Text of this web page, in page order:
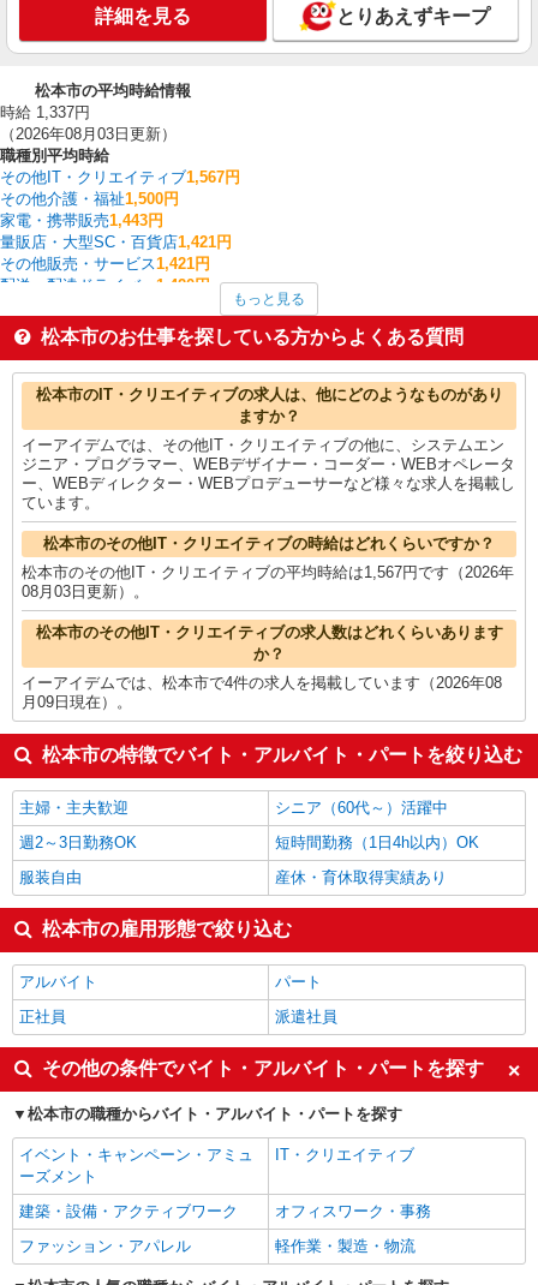
詳細を見る とりあえずキープ
松本市の平均時給情報
時給 1,337円
（2026年08月03日更新）
職種別平均時給
その他IT・クリエイティブ1,567円
その他介護・福祉1,500円
家電・携帯販売1,443円
量販店・大型SC・百貨店1,421円
その他販売・サービス1,421円
配送・配達ドライバー 1,420円
サービス提供責任者・ソーシャルワーカー1,409円
栄養士・管理栄養士1,400円
その他飲食・フード1,400円
CADオペレーター・積算1,390円
松本市の他の職種の平均時給を見る
もっと見る
松本市のお仕事を探している方からよくある質問
松本市のIT・クリエイティブの求人は、他にどのようなものがあり
ますか？
イーアイデムでは、その他IT・クリエイティブの他に、システムエン
ジニア・プログラマー、WEBデザイナー・コーダー・WEBオペレータ
ー、WEBディレクター・WEBプロデューサーなど様々な求人を掲載し
ています。
松本市のその他IT・クリエイティブの時給はどれくらいですか？
松本市のその他IT・クリエイティブの平均時給は1,567円です（2026年
08月03日更新）。
松本市のその他IT・クリエイティブの求人数はどれくらいあります
か？
イーアイデムでは、松本市で4件の求人を掲載しています（2026年08
月09日現在）。
松本市の特徴でバイト・アルバイト・パートを絞り込む
主婦・主夫歓迎
シニア（60代～）活躍中
週2～3日勤務OK
短時間勤務（1日4h以内）OK
服装自由
産休・育休取得実績あり
松本市の雇用形態で絞り込む
アルバイト
パート
正社員
派遣社員
その他の条件でバイト・アルバイト・パートを探す
松本市の職種からバイト・アルバイト・パートを探す
イベント・キャンペーン・アミュ
ーズメント
IT・クリエイティブ
建築・設備・アクティブワーク
オフィスワーク・事務
ファッション・アパレル
軽作業・製造・物流